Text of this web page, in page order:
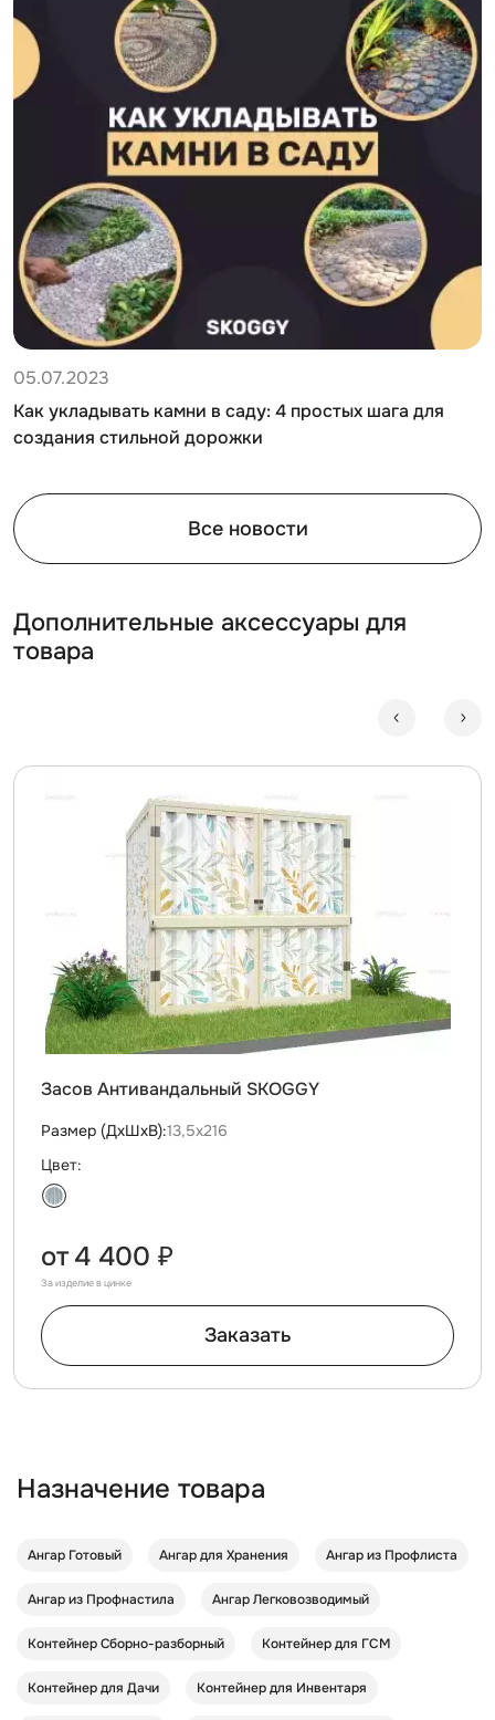
05.07.2023
Как укладывать камни в саду: 4 простых шага для
создания стильной дорожки
Все новости
Дополнительные аксессуары для
товара
Засов Антивандальный SKOGGY
Размер (ДxШxВ):13,5х216
Цвет:
от 4 400 ₽
За изделие в цинке
Заказать
Назначение товара
Ангар Готовый Ангар для Хранения Ангар из Профлиста
Ангар из Профнастила Ангар Легковозводимый
Контейнер Cборно-разборный Контейнер для ГСМ
Контейнер для Дачи Контейнер для Инвентаря